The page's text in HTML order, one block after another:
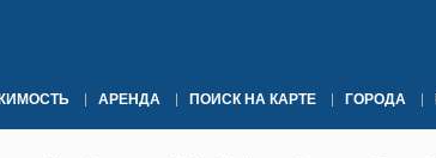
АРЕНДА ПОИСК НА КАРТЕ ГОРОДА